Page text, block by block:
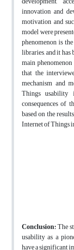
innovation and
motivation and
model were
phenomenon is
libraries, and it
main
that the
mechanism and
Things
consequences of
based on the
Internet of Things
Conclusion:The
usability as a